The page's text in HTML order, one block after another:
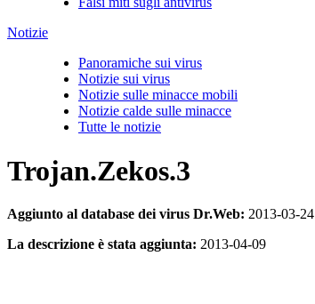
Notizie
Panoramiche sui virus
Notizie sui virus
Notizie sulle minacce mobili
Notizie calde sulle minacce
Tutte le notizie
Trojan.Zekos.3
Aggiunto al database dei virus Dr.Web: 2013-03-24
La descrizione è stata aggiunta: 2013-04-09